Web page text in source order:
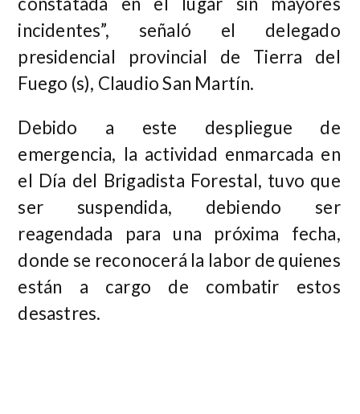
incidentes”, señaló el delegado
presidencial provincial de Tierra del
Fuego (s), Claudio San Martín.
Debido a este despliegue de
emergencia, la actividad enmarcada en
el Día del Brigadista Forestal, tuvo que
ser suspendida, debiendo ser
reagendada para una próxima fecha,
donde se reconocerá la labor de quienes
están a cargo de combatir estos
desastres.